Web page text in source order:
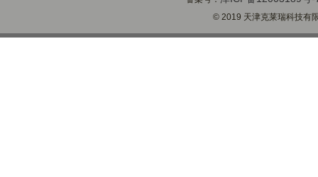
© 2019 天津克莱瑞科技有